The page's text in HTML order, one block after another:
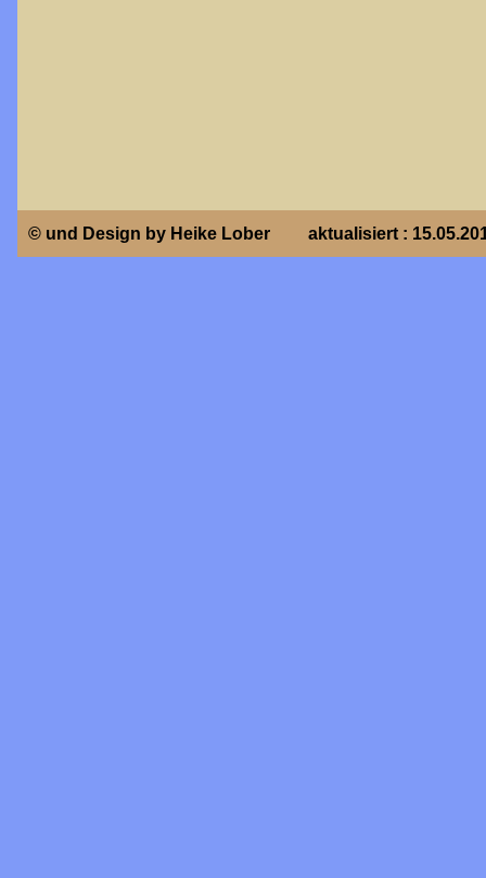
© und Design by Heike Lober aktualisiert :